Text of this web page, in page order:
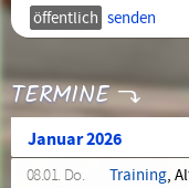
senden
TERMINE
Januar 2026
08.01. Do. Training,